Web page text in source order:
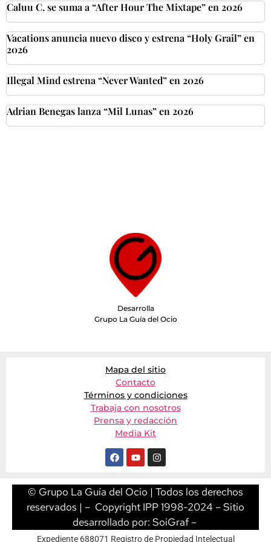
Caluu C. se suma a “After Hour The Mixtape” en 2026
Vacations anuncia nuevo disco y estrena “Holy Grail” en
2026
Illegal Mind estrena “Never Wanted” en 2026
Adrian Benegas lanza “Mil Lunas” en 2026
Desarrolla
Grupo La Guía del Ocio
Mapa del sitio
Contacto
Términos y condiciones
Trabaja con nosotros
Prensa y redacción
Media Kit
© Grupo La Guía del Ocio | Todos los derechos
reservados | – Copyright IPP 1998-2024 – Sitio
desarrollado por: SoiGraf–
Expediente 688071 Registro de Propiedad Intelectual